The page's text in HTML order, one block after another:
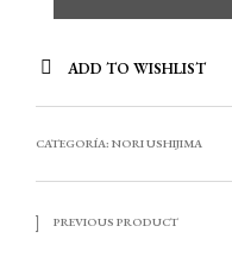
ADD TO WISHLIST
CATEGORÍA: NORI USHIJIMA
PREVIOUS PRODUCT